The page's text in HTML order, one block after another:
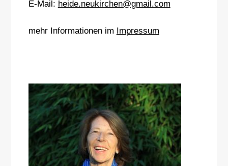
E-Mail: heide.neukirchen@gmail.com
mehr Informationen im Impressum